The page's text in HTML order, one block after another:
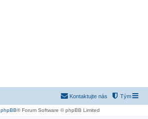
Tým
Kontaktujte nás
phpBB® Forum Software © phpBB Limited